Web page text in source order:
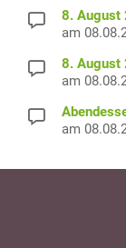
8. August
am
8. August
am
am